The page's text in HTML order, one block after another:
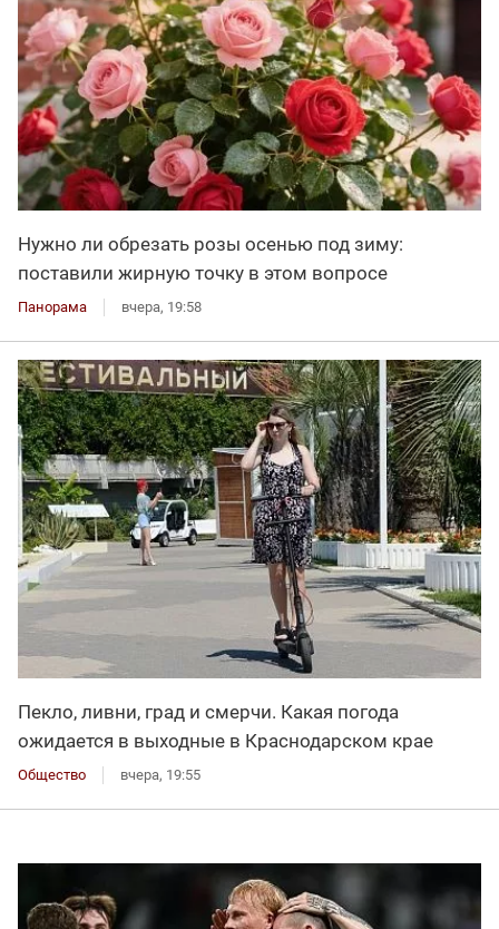
Нужно ли обрезать розы осенью под зиму:
поставили жирную точку в этом вопросе
Панорама вчера, 19:58
Пекло, ливни, град и смерчи. Какая погода
ожидается в выходные в Краснодарском крае
Общество вчера, 19:55